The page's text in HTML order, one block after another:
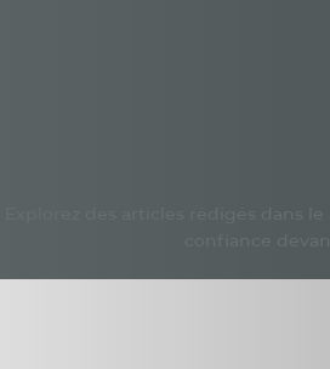
Explorez des articles rédigés dans
confiance